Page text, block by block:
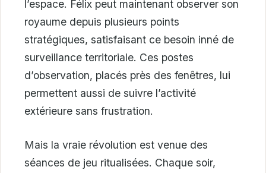
l’espace. Félix peut maintenant observer son
royaume depuis plusieurs points
stratégiques, satisfaisant ce besoin inné de
surveillance territoriale. Ces postes
d’observation, placés près des fenêtres, lui
permettent aussi de suivre l’activité
extérieure sans frustration.
Mais la vraie révolution est venue des
séances de jeu ritualisées. Chaque soir,